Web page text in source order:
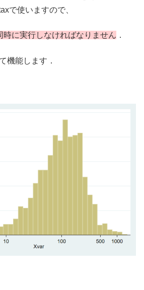
で使いますので、
時に実行しなければなりません ．
機能します．